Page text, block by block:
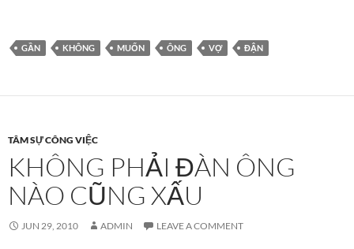
GẦN KHÔNG MUỐN ÔNG VỢ ĐẬN
TÂM SỰ CÔNG VIỆC
KHÔNG PHẢI ĐÀN ÔNG
NÀO CŨNG XẤU
JUN 29, 2010 ADMIN LEAVE A COMMENT